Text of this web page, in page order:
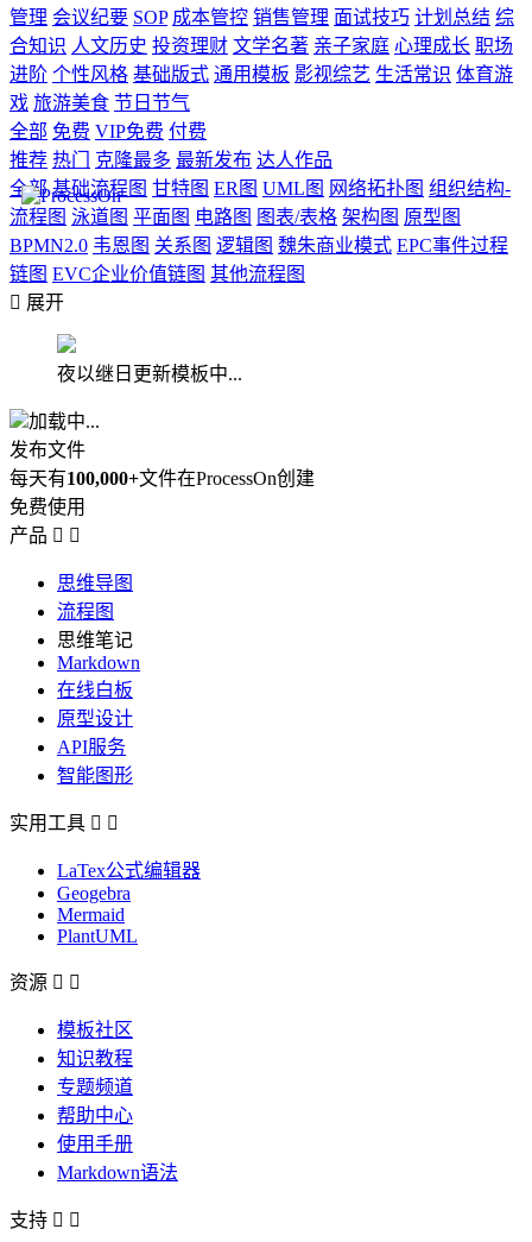
管理 会议纪要 SOP 成本管控 销售管理 面试技巧 计划总结 综
合知识 人文历史 投资理财 文学名著 亲子家庭 心理成长 职场
进阶 个性风格 基础版式 通用模板 影视综艺 生活常识 体育游
戏 旅游美食 节日节气
全部 免费 VIP免费 付费
推荐 热门 克隆最多 最新发布 达人作品
全部 基础流程图 甘特图 ER图 UML图 网络拓扑图 组织结构-
流程图 泳道图 平面图 电路图 图表/表格 架构图 原型图
BPMN2.0 韦恩图 关系图 逻辑图 魏朱商业模式 EPC事件过程
链图 EVC企业价值链图 其他流程图
 展开
夜以继日更新模板中...
加载中...
发布文件
每天有100,000+文件在ProcessOn创建
免费使用
产品  
思维导图
流程图
思维笔记
Markdown
在线白板
原型设计
API服务
智能图形
实用工具  
LaTex公式编辑器
Geogebra
Mermaid
PlantUML
资源  
模板社区
知识教程
专题频道
帮助中心
使用手册
Markdown语法
支持  